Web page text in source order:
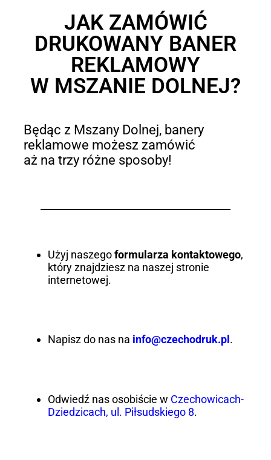
JAK ZAMÓWIĆ
DRUKOWANY BANER
REKLAMOWY
W MSZANIE DOLNEJ?
Będąc z Mszany Dolnej, banery
reklamowe możesz zamówić
aż na trzy różne sposoby!
Użyj naszegoformularza kontaktowego,
który znajdziesz na naszej stronie
internetowej.
Napisz do nas na info@czechodruk.pl .
Odwiedź nas osobiście w Czechowicach-
Dziedzicach, ul. Piłsudskiego 8.